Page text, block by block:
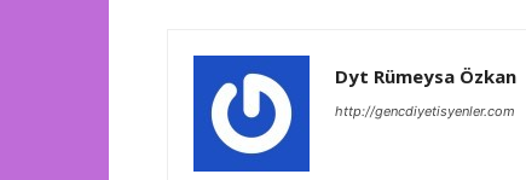
Dyt Rümeysa Özkan
http://gencdiyetisyenler.com